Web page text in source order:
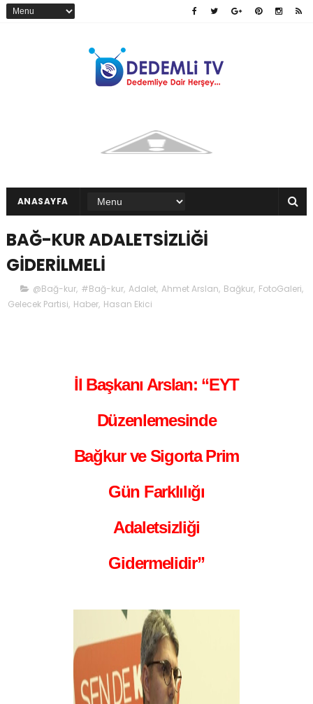
ANASAYFA
BAĞ-KUR ADALETSİZLİĞİ
GİDERİLMELİ
@Bağ-kur, #Bağ-kur, Adalet, Ahmet Arslan, Bağkur, FotoGaleri,
Gelecek Partisi, Haber, Hasan Ekici
İl Başkanı Arslan: “EYT
Düzenlemesinde
Bağkur ve Sigorta Prim
Gün Farklılığı
Adaletsizliği
Gidermelidir”